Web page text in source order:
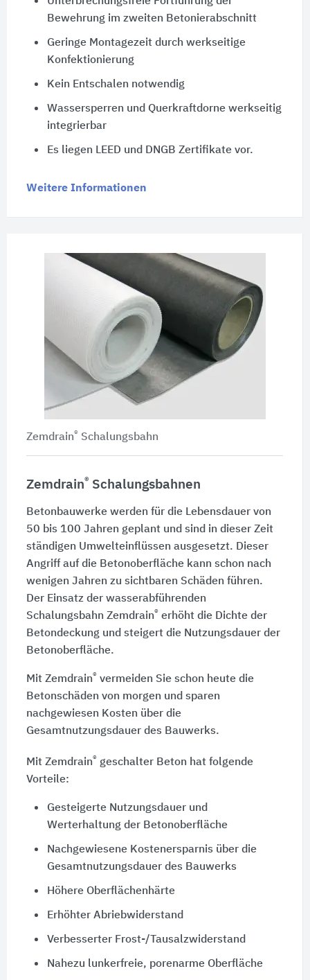
Bewehrung im zweiten Betonierabschnitt
Geringe Montagezeit durch werkseitige
Konfektionierung
Kein Entschalen notwendig
Wassersperren und Querkraftdorne werkseitig
integrierbar
Es liegen LEED und DNGB Zertifikate vor.
Weitere Informationen
Zemdrain® Schalungsbahn
Zemdrain® Schalungsbahnen
Betonbauwerke werden für die Lebensdauer von
50 bis 100 Jahren geplant und sind in dieser Zeit
ständigen Umwelteinflüssen ausgesetzt. Dieser
Angriff auf die Betonoberfläche kann schon nach
wenigen Jahren zu sichtbaren Schäden führen.
Der Einsatz der wasserabführenden
Schalungsbahn Zemdrain® erhöht die Dichte der
Betondeckung und steigert die Nutzungsdauer der
Betonoberfläche.
Mit Zemdrain® vermeiden Sie schon heute die
Betonschäden von morgen und sparen
nachgewiesen Kosten über die
Gesamtnutzungsdauer des Bauwerks.
Mit Zemdrain® geschalter Beton hat folgende
Vorteile:
Gesteigerte Nutzungsdauer und
Werterhaltung der Betonoberfläche
Nachgewiesene Kostenersparnis über die
Gesamtnutzungsdauer des Bauwerks
Höhere Oberflächenhärte
Erhöhter Abriebwiderstand
Verbesserter Frost-/Tausalzwiderstand
Nahezu lunkerfreie, porenarme Oberfläche